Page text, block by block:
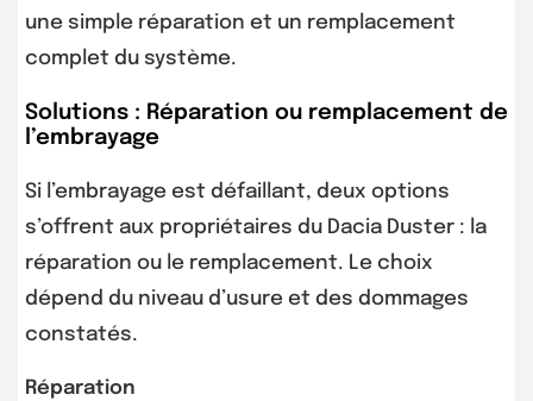
une simple réparation et un remplacement
complet du système.
Solutions : Réparation ou remplacement de
l’embrayage
Si l’embrayage est défaillant, deux options
s’offrent aux propriétaires du Dacia Duster : la
réparation ou le remplacement. Le choix
dépend du niveau d’usure et des dommages
constatés.
Réparation